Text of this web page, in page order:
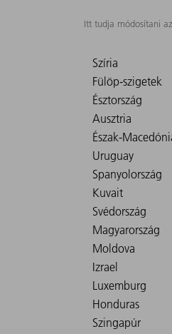
Itt tudja módosítani